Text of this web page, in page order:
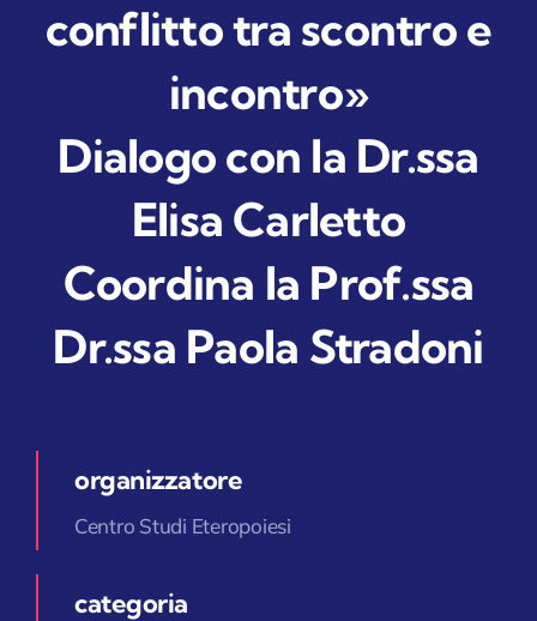
conflitto tra scontro e
incontro»
Dialogo con la Dr.ssa
Elisa Carletto
Coordina la Prof.ssa
Dr.ssa Paola Stradoni
organizzatore
Centro Studi Eteropoiesi
categoria